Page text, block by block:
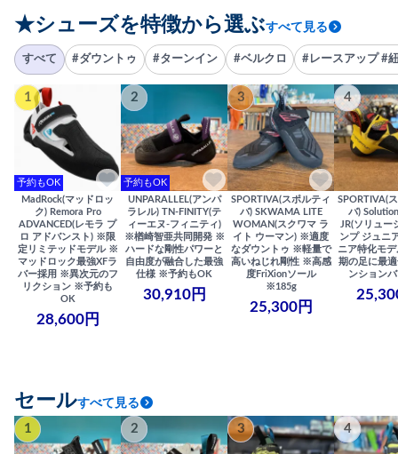
★シューズを特徴から選ぶすべて見る
すべて #ダウントゥ #ターンイン #ベルクロ #レースアップ #
1
予約もOK
MadRock(マッドロッ
ク) Remora Pro
ADVANCED(レモラ プ
ロ アドバンスト) ※限
定リミテッドモデル ※
マッドロック最強XFラ
バー採用 ※異次元のフ
リクション ※予約も
OK
28,600円
2
予約もOK
UNPARALLEL(アンパ
ラレル) TN-FINITY(テ
ィーエヌ-フィニティ)
※楢崎智亜共同開発 ※
ハードな剛性パワーと
自由度が融合した最強
仕様 ※予約もOK
30,910円
3
SPORTIVA(スポルティ
バ) SKWAMA LITE
WOMAN(スクワマ ラ
イト ウーマン) ※適度
なダウントゥ ※軽量で
高いねじれ剛性 ※高感
度FriXionソール
※185g
25,300円
4
SPORTIVA(
バ)
JR(ソリュー
ンプ ジュニ
ニア特化モ
期の足に最
ンション
セールすべて見る
1 2 3 4